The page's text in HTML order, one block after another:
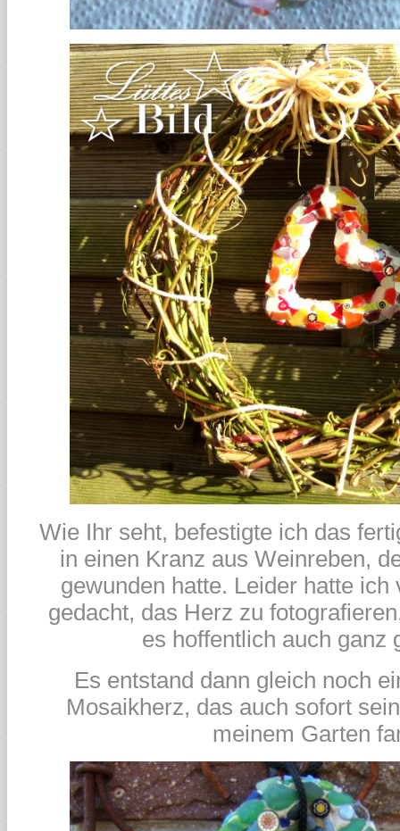
Wie Ihr seht, befestigte ich das
in einen Kranz aus Weinreben,
gewunden hatte. Leider hatte ich
gedacht, das Herz zu
es hoffentlich auch ganz
Es entstand dann gleich noch
Mosaikherz, das auch sofort
meinem Garten